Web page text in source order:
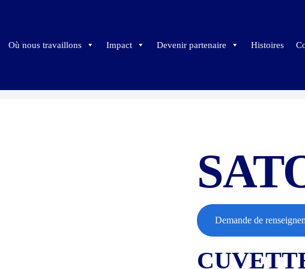
Où nous travaillons Impact Devenir partenaire Histoires
Demande de